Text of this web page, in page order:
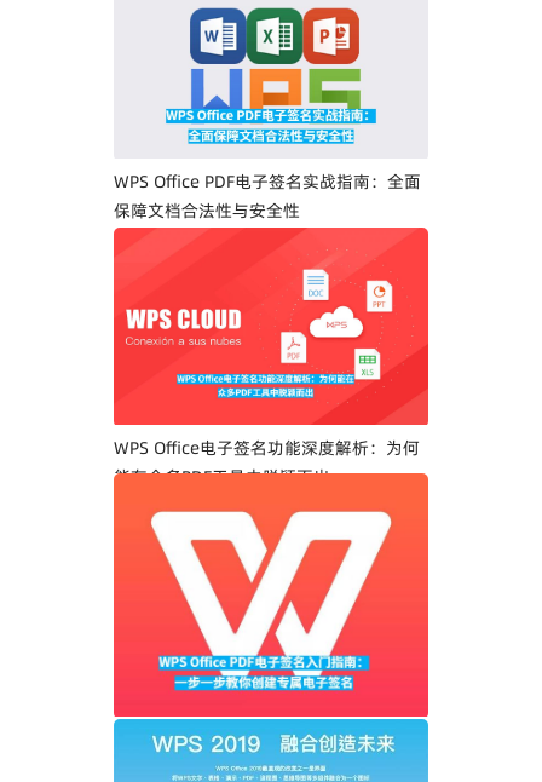
WPS Office PDF电子签名实战指南：全面
保障文档合法性与安全性
WPS Office电子签名功能深度解析：为何
能在众多PDF工具中脱颖而出
WPS Office PDF电子签名入门指南：一步
一步教你创建专属电子签名